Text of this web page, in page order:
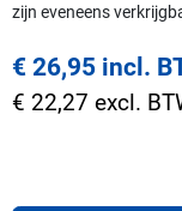
zijn eveneens
€ 26,95 incl.
€ 22,27 excl.